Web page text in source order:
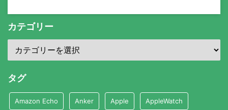
カテゴリー
タグ
Amazon Echo Anker Apple AppleWatch